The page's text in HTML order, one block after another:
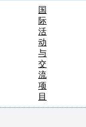
国
际
活
动
与
交
流
项
目